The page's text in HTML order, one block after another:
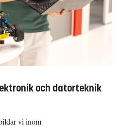
och datorteknik
vi inom